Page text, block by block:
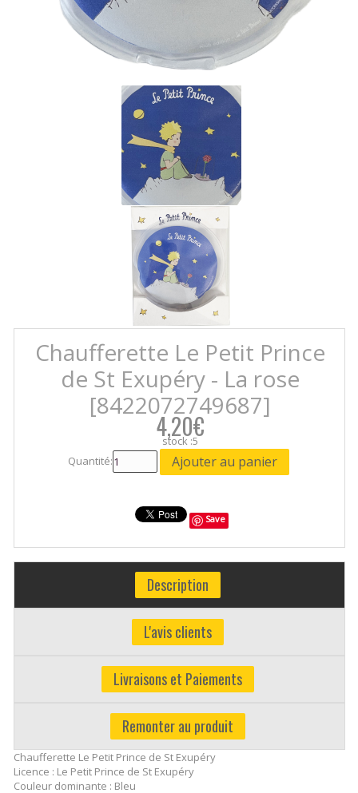
Chaufferette Le Petit Prince
de St Exupéry - La rose
[8422072749687]
4,20€
stock :5
Quantité:
Save
Description
L'avis clients
Livraisons et Paiements
Remonter au produit
Chaufferette Le Petit Prince de St Exupéry
Licence : Le Petit Prince de St Exupéry
Couleur dominante : Bleu